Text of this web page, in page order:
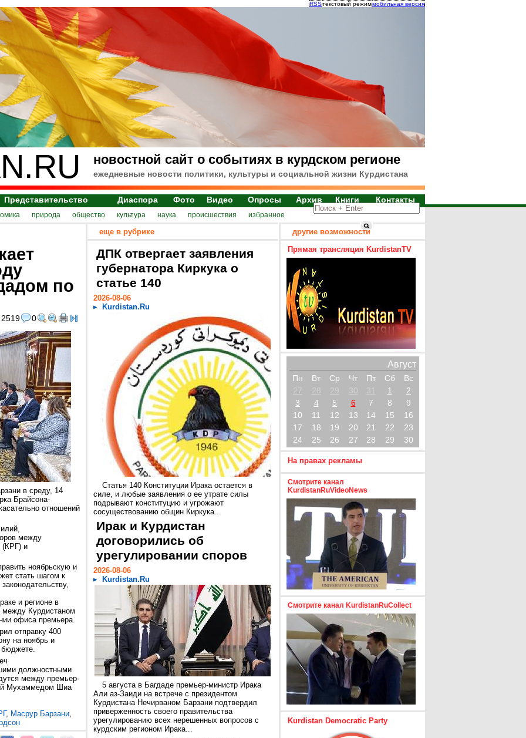
RSSтекстовый режиммобильная версия
новостной сайт о событиях в курдском регионе
ежедневные новости политики, культуры и социальной жизни Курдистана
Представительство Диаспора Фото Видео Опросы Архив Книги Контакты
природа общество культура наука происшествия избранное
по
2519 0
в среду, 14
Брайсона-
отношений
между
(КРГ) и
ноябрьскую и
стать шагом к
и регионе в
между Курдистаном
офиса премьера.
отправку 400
на ноябрь и
бюджете.
должностными
между премьер-
Мухаммедом Шиа
, Масрур Барзани,
еще в рубрике
ДПК отвергает заявления
губернатора Киркука о
статье 140
2026-08-06
Kurdistan.Ru
Статья 140 Конституции Ирака остается в
силе, и любые заявления о ее утрате силы
подрывают конституцию и угрожают
сосуществованию общин Киркука...
Ирак и Курдистан
договорились об
урегулировании споров
2026-08-06
Kurdistan.Ru
5 августа в Багдаде премьер-министр Ирака
Али аз-Заиди на встрече с президентом
Курдистана Нечирваном Барзани подтвердил
приверженность своего правительства
урегулированию всех нерешенных вопросов с
курдским регионом Ирака...
другие возможности
Прямая трансляция KurdistanTV
Август
Пн Вт Ср Чт Пт Сб
Вс
27
28 29 30 31 1
2
3
4 5 6 7 8
9
10
11 12 13 14 15
16
17
18 19 20 21 22
23
24
25 26 27 28 29 30
На правах рекламы
Смотрите канал
KurdistanRuVideoNews
Смотрите канал KurdistanRuCollect
Kurdistan Democratic Party